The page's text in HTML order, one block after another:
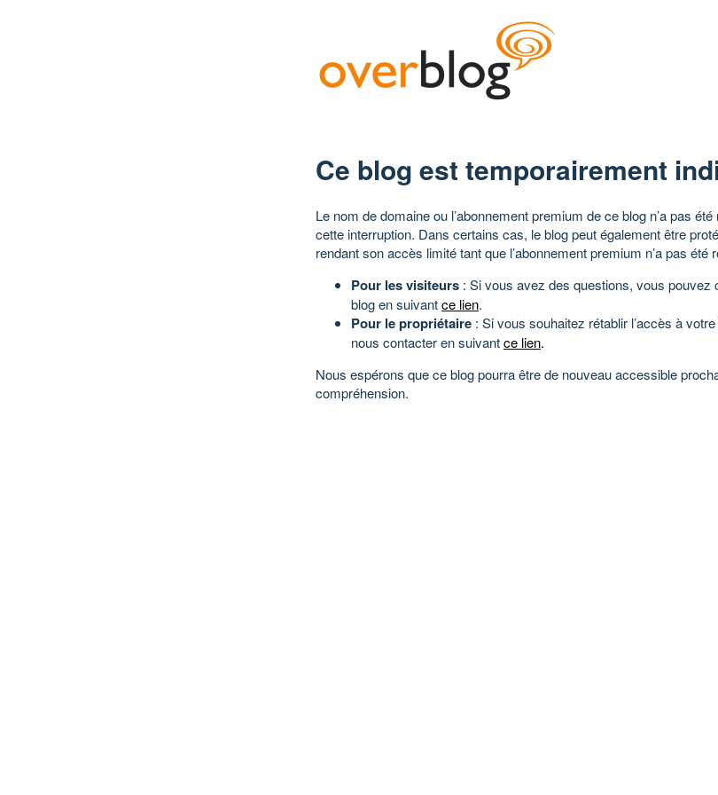
Ce blog est temporairement
Le nom de domaine ou l’abonnement premium de ce blog n’a pas
cette interruption. Dans certains cas, le blog peut également être
rendant son accès limité tant que l’abonnement premium n’a pas été
Pour les visiteurs : Si vous avez des questions, vous pouvez
blog en suivantce lien.
Pour le propriétaire : Si vous souhaitez rétablir l’accès à
nous contacter en suivantce lien.
Nous espérons que ce blog pourra être de nouveau accessible
compréhension.